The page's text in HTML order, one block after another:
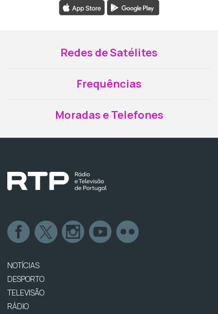
Redes de Satélites
Frequências
Moradas e Telefones
NOTÍCIAS
DESPORTO
TELEVISÃO
RÁDIO